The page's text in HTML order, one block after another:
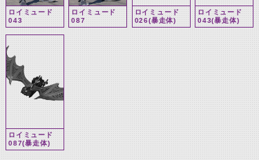
ロイミュード
043
ロイミュード
087
ロイミュード
026(暴走体)
ロイミュード
043(暴走体)
ロイミュード
087(暴走体)